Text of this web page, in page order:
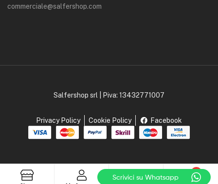
commerciale@salfershop.com
Salfershop srl | Piva: 13432771007
Privacy Policy Cookie Policy Facebook
0
Scrivici su Whatsapp